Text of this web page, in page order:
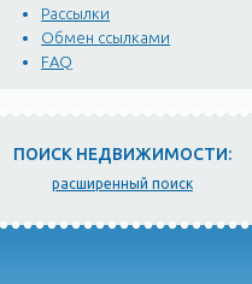
Рассылки
Обмен ссылками
FAQ
ПОИСК НЕДВИЖИМОСТИ:
расширенный поиск